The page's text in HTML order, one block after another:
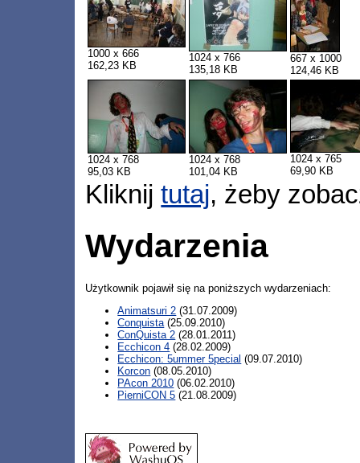
1000 x 666
162,23 KB
1024 x 766
135,18 KB
667 x 1000
124,46 KB
1024 x 768
95,03 KB
1024 x 768
101,04 KB
1024 x 765
69,90 KB
Kliknijtutaj, żeby
Wydarzenia
Użytkownik pojawił się na poniższych wydarzeniach:
Animatsuri 2 (31.07.2009)
Conquista(25.09.2010)
ConQuista 2 (28.01.2011)
Ecchicon 4 (28.02.2009)
Ecchicon: 5ummer 5pecial (09.07.2010)
Korcon (08.05.2010)
PAcon 2010 (06.02.2010)
PierniCON 5 (21.08.2009)